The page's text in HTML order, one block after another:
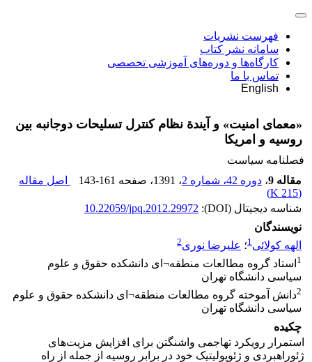
فهرست نشریات
سامانه نشر کتاب
کارگاه‌ها و دوره‌های آموزشی تخصصی
تماس با ما
English
«معمای امنیت» و آیندة نظام کنترل تسلیحات دوجانبه بین
روسیه و امریکا
فصلنامه سیاست
مقاله 9
، دوره 42، شماره 2 ، 1391 ، صفحه 143-161
اصل مقاله
(
215 K
)
شناسه دیجیتال (DOI):
10.22059/jpq.2012.29972
نویسندگان
الهه کولائی1؛ علیرضا نوری2
1 استاد گروه مطالعات منطقه¬ای دانشکده حقوق و علوم
سیاسی دانشگاه تهران
2دانش آموخته گروه مطالعات منطقه¬ای دانشکده حقوق و علوم
سیاسی دانشگاه تهران
چکیده
استمرار رویکرد تهاجمی واشنگتن برای افزایش مزیت‌های
ژئوراهبردی و ژئوپولیتیک خود در برابر روسیه از جمله از راه